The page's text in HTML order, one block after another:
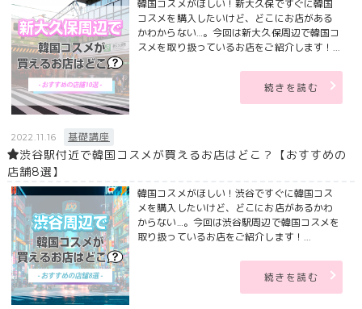
韓国コスメがほしい！新大久保ですぐに韓国
コスメを購入したいけど、どこにお店がある
かわからない…。今回は新大久保周辺で韓国コ
スメを取り扱っているお店をご紹介します！...
続きを読む
2022.11.16 基礎講座
渋谷駅付近で韓国コスメが買えるお店はどこ？【おすすめの
店舗8選】
韓国コスメがほしい！渋谷ですぐに韓国コス
メを購入したいけど、どこにお店があるかわ
からない…。今回は渋谷駅周辺で韓国コスメを
取り扱っているお店をご紹介します！...
続きを読む